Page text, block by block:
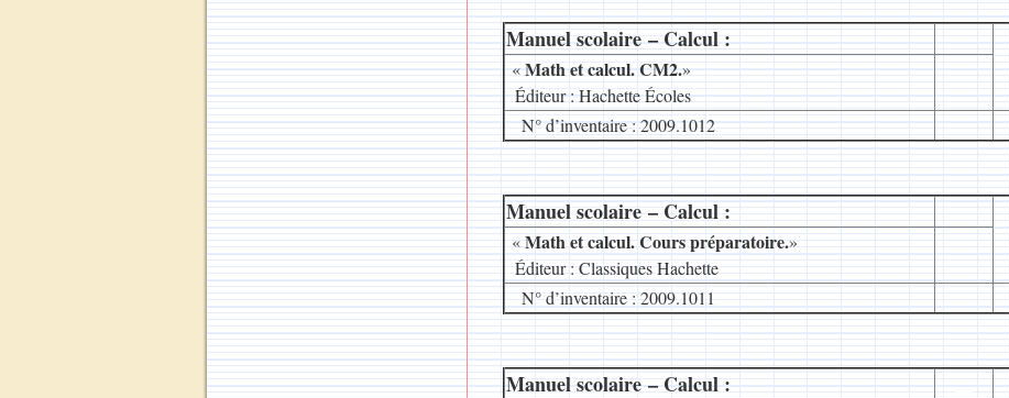
Manuel scolaire – Calcul :
__
«Math et calcul. CM2.»
.Éditeur : Hachette Écoles
N° d’inventaire : 2009.1012
Manuel scolaire – Calcul :
__
«Math et calcul. Cours préparatoire.»
.Éditeur : Classiques Hachette
N° d’inventaire : 2009.1011
Manuel scolaire – Calcul :
__